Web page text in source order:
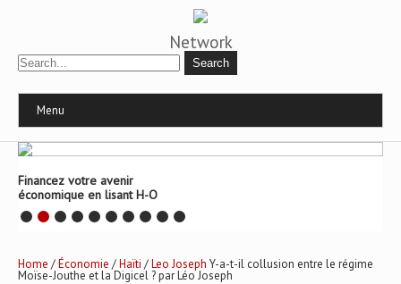
Network
Menu
Financez votre avenir
économique en lisant H-O
Home /Économie /Haïti /Leo Joseph Y-a-t-il collusion entre le régime
Moïse-Jouthe et la Digicel ? par Léo Joseph